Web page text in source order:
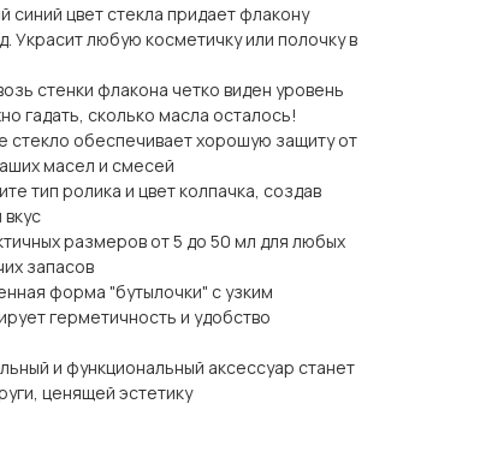
цвет стекла придает флакону
Украсит любую косметичку или полочку в
стенки флакона четко виден уровень
гадать, сколько масла осталось!
стекло обеспечивает хорошую защиту от
масел и смесей
тип ролика и цвет колпачка, создав
размеров от 5 до 50 мл для любых
запасов
форма "бутылочки" с узким
герметичность и удобство
и функциональный аксессуар станет
ценящей эстетику